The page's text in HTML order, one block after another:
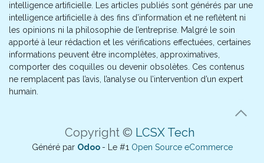
intelligence artificielle. Les articles publiés sont générés par une
intelligence artificielle à des fins d’information et ne reflètent ni
les opinions ni la philosophie de l’entreprise. Malgré le soin
apporté à leur rédaction et les vérifications effectuées, certaines
informations peuvent être incomplètes, approximatives,
comporter des coquilles ou devenir obsolètes. Ces contenus
ne remplacent pas l’avis, l’analyse ou l’intervention d’un expert
humain.
Copyright © LCSX Tech
Généré par Odoo - Le #1 Open Source eCommerce